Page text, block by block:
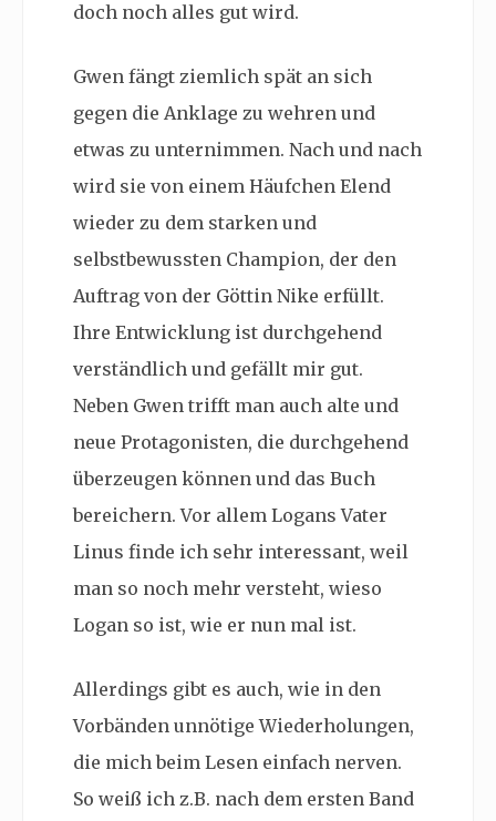
doch noch alles gut wird.
Gwen fängt ziemlich spät an sich
gegen die Anklage zu wehren und
etwas zu unternimmen. Nach und nach
wird sie von einem Häufchen Elend
wieder zu dem starken und
selbstbewussten Champion, der den
Auftrag von der Göttin Nike erfüllt.
Ihre Entwicklung ist durchgehend
verständlich und gefällt mir gut.
Neben Gwen trifft man auch alte und
neue Protagonisten, die durchgehend
überzeugen können und das Buch
bereichern. Vor allem Logans Vater
Linus finde ich sehr interessant, weil
man so noch mehr versteht, wieso
Logan so ist, wie er nun mal ist.
Allerdings gibt es auch, wie in den
Vorbänden unnötige Wiederholungen,
die mich beim Lesen einfach nerven.
So weiß ich z.B. nach dem ersten Band